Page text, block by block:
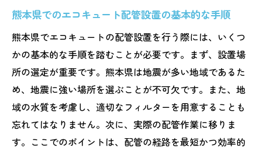
熊本県でのエコキュート配管設置の基本的な手順
熊本県でエコキュートの配管設置を行う際には、いくつ
かの基本的な手順を踏むことが必要です。まず、設置場
所の選定が重要です。熊本県は地震が多い地域であるた
め、地震に強い場所を選ぶことが不可欠です。また、地
域の水質を考慮し、適切なフィルターを用意することも
忘れてはなりません。次に、実際の配管作業に移りま
す。ここでのポイントは、配管の経路を最短かつ効率的